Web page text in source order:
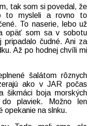
sa
mám:
zamračene
tak som si povedal, že
to mysleli a rovno to
To naserie, lebo už
opäť som sa v sobotu
čudné. Ani za
Až po hodnej chvíli mi
šalátom rôznych
ako v JAR počas
šikmáci boja morských
plaviek. Možno len
opekanie na slnku.